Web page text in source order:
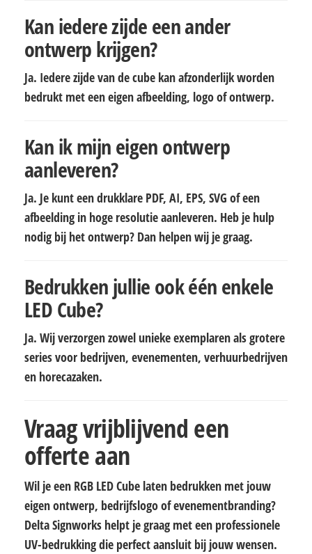
Kan iedere zijde een ander
ontwerp krijgen?
Ja. Iedere zijde van de cube kan afzonderlijk worden
bedrukt met een eigen afbeelding, logo of ontwerp.
Kan ik mijn eigen ontwerp
aanleveren?
Ja. Je kunt een drukklare PDF, AI, EPS, SVG of een
afbeelding in hoge resolutie aanleveren. Heb je hulp
nodig bij het ontwerp? Dan helpen wij je graag.
Bedrukken jullie ook één enkele
LED Cube?
Ja. Wij verzorgen zowel unieke exemplaren als grotere
series voor bedrijven, evenementen, verhuurbedrijven
en horecazaken.
Vraag vrijblijvend een
offerte aan
Wil je een RGB LED Cube laten bedrukken met jouw
eigen ontwerp, bedrijfslogo of evenementbranding?
Delta Signworks helpt je graag met een professionele
UV-bedrukking die perfect aansluit bij jouw wensen.